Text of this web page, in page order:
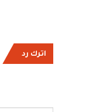
اترك رد